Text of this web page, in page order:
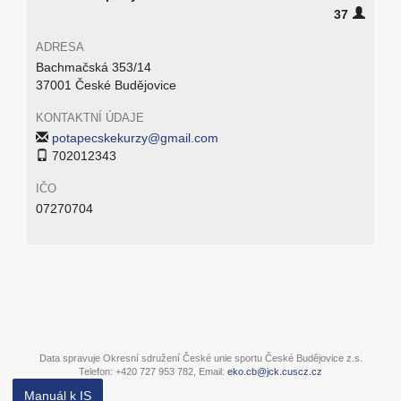
37
ADRESA
Bachmačská 353/14
37001 České Budějovice
KONTAKTNÍ ÚDAJE
potapecskekurzy@gmail.com
702012343
IČO
07270704
Data spravuje Okresní sdružení České unie sportu České Budějovice z.s.
Telefon: +420 727 953 782, Email: eko.cb@jck.cuscz.cz
Manuál k IS